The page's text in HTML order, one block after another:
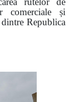
comerciale și
Republica